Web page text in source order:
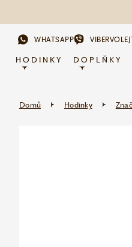
WHATSAPP VIBER
HODINKY DOPLŇKY
Domů Hodinky